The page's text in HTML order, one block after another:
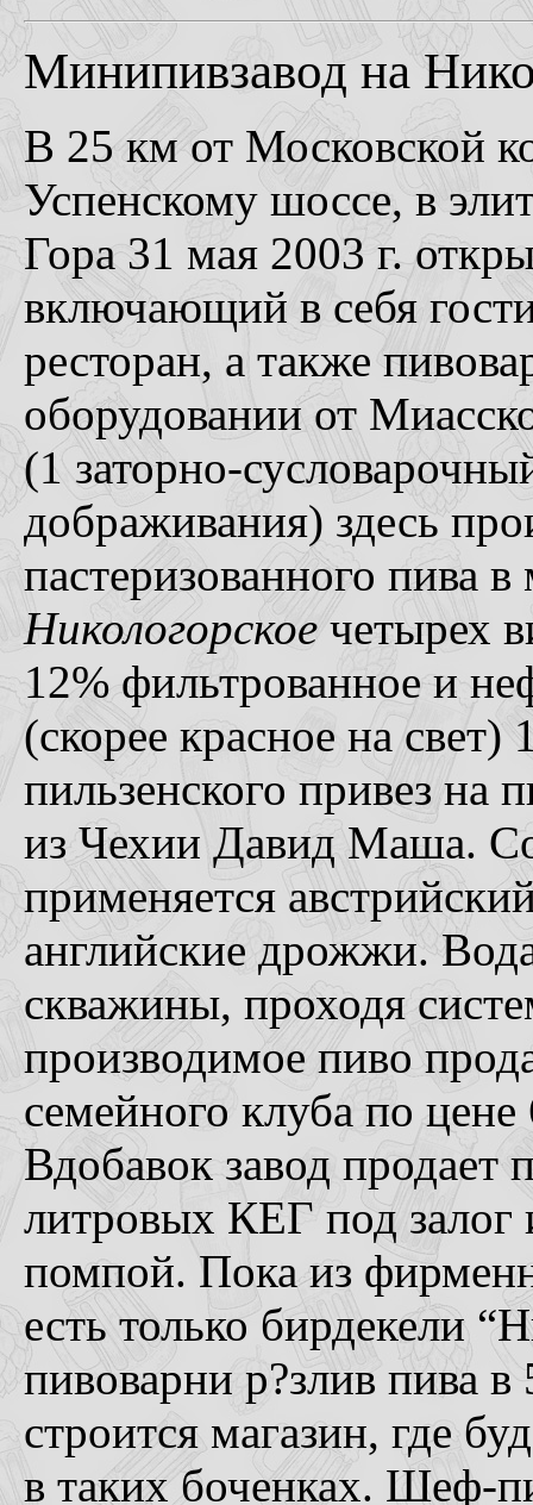
Минипивзавод на
В 25 км от Московской
Успенскому шоссе, в
Гора 31 мая 2003 г.
включающий в себя
ресторан, а также
оборудовании от
(1 заторно-
дображивания) здесь
пастеризованного пива
Никологорскоечетырех
12% фильтрованное и
(скорее красное на
пильзенского привез на
из Чехии Давид Маша.
применяется
английские дрожжи.
скважины, проходя
производимое пиво
семейного клуба по
Вдобавок завод продает
литровых КЕГ под залог
помпой. Пока из
есть только бирдекели
пивоварни р?злив пива
строится магазин, где
в таких боченках. Шеф-